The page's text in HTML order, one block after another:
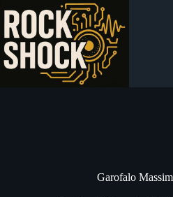
contenuto
Garofalo